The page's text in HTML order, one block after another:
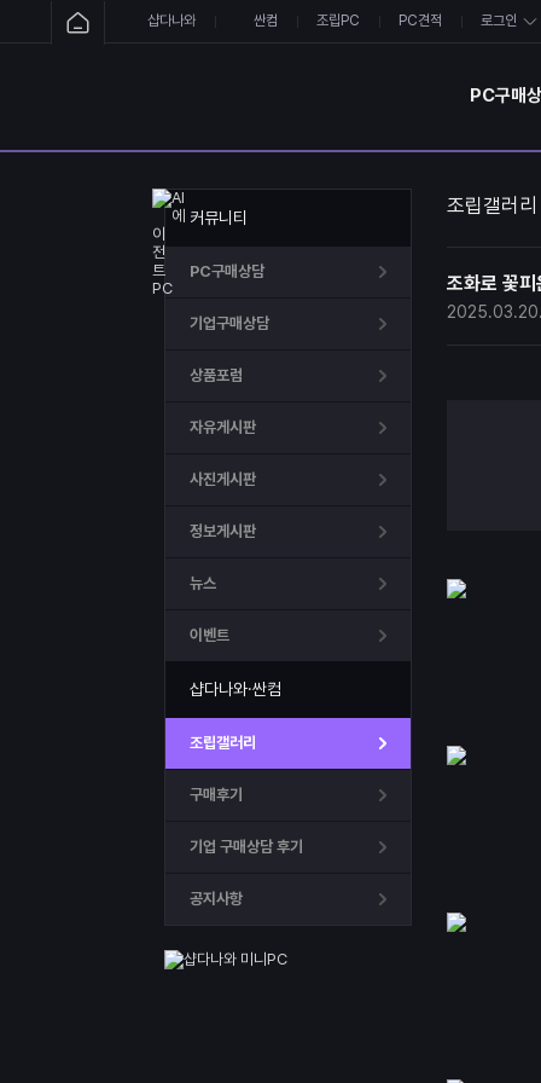
샵다나와 싼컴 조립PC PC견적 로그인
PC구매
커뮤니티
PC구매상담
기업구매상담
상품포럼
자유게시판
사진게시판
정보게시판
뉴스
이벤트
샵다나와·싼컴
조립갤러리
구매후기
기업 구매상담 후기
공지사항
조립갤러리
조화로 꽃